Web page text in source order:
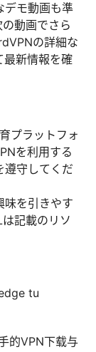
デモ動画も準
動画でさら
の詳細な
最新情報を確
プラットフォ
を利用する
遵守してくだ
味を引きやす
記載のリソ
tu
的VPN下载与